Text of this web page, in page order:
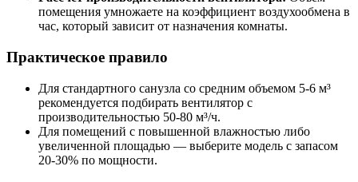
помещения умножаете на коэффициент воздухообмена в
час, который зависит от назначения комнаты.
Практическое правило
Для стандартного санузла со средним объемом 5-6 м³
рекомендуется подбирать вентилятор с
производительностью 50-80 м³/ч.
Для помещений с повышенной влажностью либо
увеличенной площадью — выберите модель с запасом
20-30% по мощности.